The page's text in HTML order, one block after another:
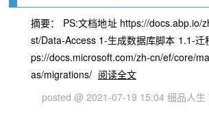
摘要： PS:文档地址 https://docs.abp.io/
st/Data-Access 1-生成数据库脚本 1.1-迁
ps://docs.microsoft.com/zh-cn/ef/core/
as/migrations/ 阅读全文
posted @ 2021-07-19 15:04 细品人生